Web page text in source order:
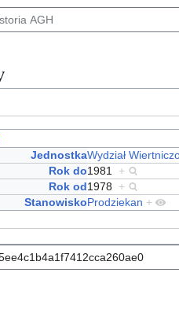
JednostkaWydział
Rok do1981
+
Rok od1978
+
StanowiskoProdziekan +